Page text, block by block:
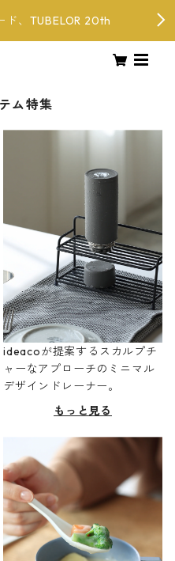
ド、TUBELOR 20th
ム特集
ideacoが提案するスカルプチ
ャーなアプローチのミニマル
デザインドレーナー。
もっと見る